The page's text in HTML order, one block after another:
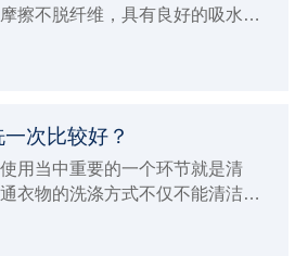
擦不脱纤维，具有良好的吸水性
次比较好？
用当中重要的一个环节就是清
衣物的洗涤方式不仅不能清洁和
附着灰尘及微生物的危险，所以